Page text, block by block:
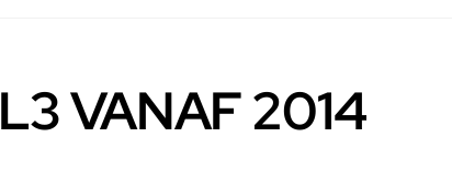
L3 VANAF 2014